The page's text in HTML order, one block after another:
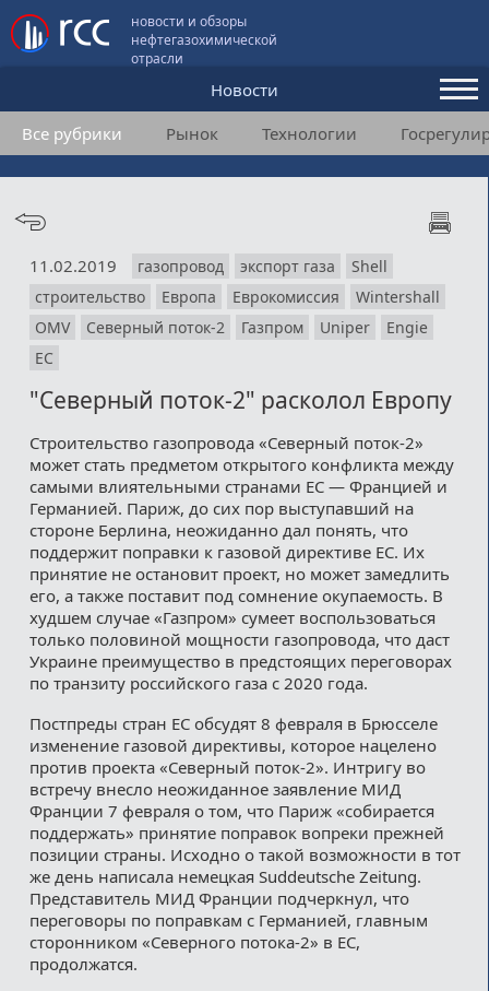
новости и обзоры
нефтегазохимической
отрасли
Новости
Аналитика и мнения
Конференции
Подписка
Медиакит
Контакты
Все рубрики Рынок Технологии
11.02.2019 газопровод экспорт газа
Shell
строительство
Европа Еврокомиссия
Wintershall
OMV
Северный поток-2 Газпром Uniper
Engie
ЕС
"Северный поток-2" расколол Европу
Строительство газопровода «Северный поток-2»
может стать предметом открытого конфликта между
самыми влиятельными странами ЕС — Францией и
Германией. Париж, до сих пор выступавший на
стороне Берлина, неожиданно дал понять, что
поддержит поправки к газовой директиве ЕС. Их
принятие не остановит проект, но может замедлить
его, а также поставит под сомнение окупаемость. В
худшем случае «Газпром» сумеет воспользоваться
только половиной мощности газопровода, что даст
Украине преимущество в предстоящих переговорах
по транзиту российского газа с 2020 года.
Постпреды стран ЕС обсудят 8 февраля в Брюсселе
изменение газовой директивы, которое нацелено
против проекта «Северный поток-2». Интригу во
встречу внесло неожиданное заявление МИД
Франции 7 февраля о том, что Париж «собирается
поддержать» принятие поправок вопреки прежней
позиции страны. Исходно о такой возможности в тот
же день написала немецкая Suddeutsche Zeitung.
Представитель МИД Франции подчеркнул, что
переговоры по поправкам с Германией, главным
сторонником «Северного потока-2» в ЕС,
продолжатся.